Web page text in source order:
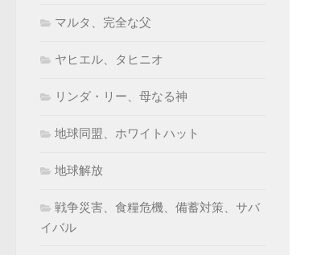
マルタ、完全な父
ヤヒエル、タヒニオ
リンダ・リー、母なる神
地球同盟、ホワイトハット
地球解放
戦争災害、食糧危機、備蓄対策、サバ
イバル